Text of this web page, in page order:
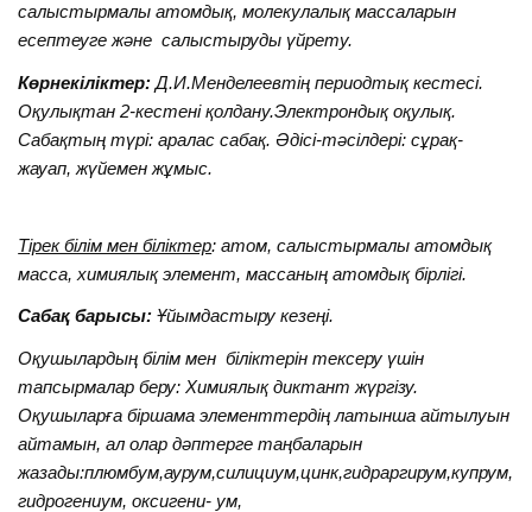
салыстырмалы атомдық, молекулалық массаларын
есептеуге және салыстыруды үйрету.
Көрнекіліктер:Д.И.Менделеевтің периодтық кестесі.
Оқулықтан 2-кестені қолдану.Электрондық оқулық.
Сабақтың түрі: аралас сабақ. Әдісі-тәсілдері: сұрақ-
жауап, жүйемен жұмыс.
Тірек білім мен біліктер: атом, салыстырмалы атомдық
масса, химиялық элемент, массаның атомдық бірлігі.
Сабақ барысы: Ұйымдастыру кезеңі.
Оқушылардың білім мен біліктерін тексеру үшін
тапсырмалар беру: Химиялық диктант жүргізу.
Оқушыларға біршама элементтердің латынша айтылуын
айтамын, ал олар дәптерге таңбаларын
жазады:плюмбум,аурум,силициум,цинк,гидраргирум,купрум,
гидрогениум, оксигени- ум,